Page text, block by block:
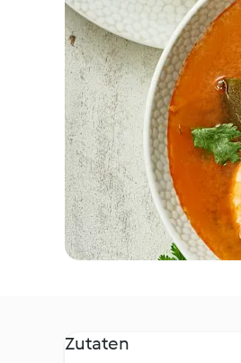
Zutaten